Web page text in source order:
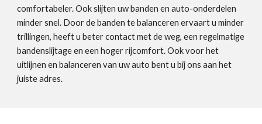
comfortabeler. Ook slijten uw banden en auto-onderdelen
minder snel. Door de banden te balanceren ervaart u minder
trillingen, heeft u beter contact met de weg, een regelmatige
bandenslijtage en een hoger rijcomfort. Ook voor het
uitlijnen en balanceren van uw auto bent u bij ons aan het
juiste adres.